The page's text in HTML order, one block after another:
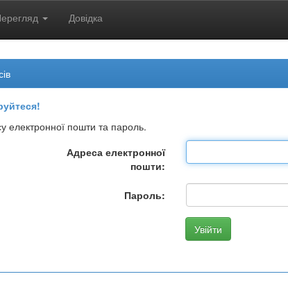
Довідка
електронної пошти та пароль.
Адреса електронної
пошти:
Пароль: